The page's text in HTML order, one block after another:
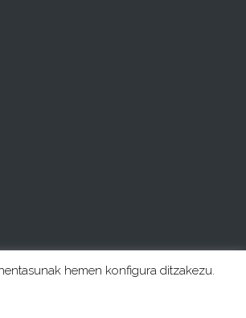
hemen konfigura ditzakezu.